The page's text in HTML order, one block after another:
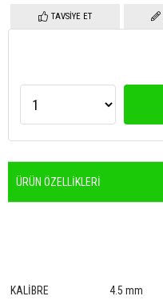
TAVSIYE ET
ÜRÜN ÖZELLIKLERI
KALİBRE
4.5 mm